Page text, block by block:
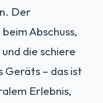
Der
Abschuss,
die schiere
Geräts – das ist
Erlebnis,